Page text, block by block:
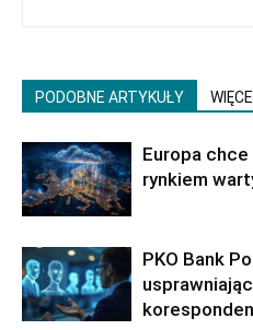
PODOBNE ARTYKUŁY
Europa
rynkiem
PKO Bank